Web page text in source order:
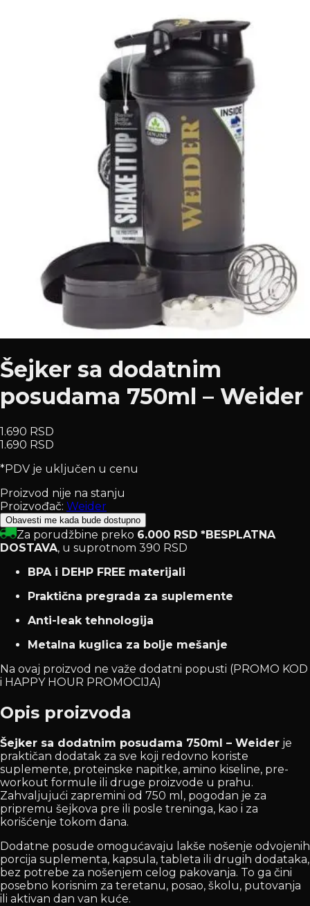
Šejker sa dodatnim
posudama 750ml – Weider
1.690 RSD
1.690 RSD
*PDV je uključen u cenu
Proizvod nije na stanju
Proizvođač: Weider
Obavesti me kada bude dostupno
Za porudžbine preko 6.000 RSD *BESPLATNA
DOSTAVA, u suprotnom 390 RSD
BPA i DEHP FREE materijali
Praktična pregrada za suplemente
Anti-leak tehnologija
Metalna kuglica za bolje mešanje
Na ovaj proizvod ne važe dodatni popusti (PROMO KOD
i HAPPY HOUR PROMOCIJA)
Opis proizvoda
Šejker sa dodatnim posudama 750ml – Weider je
praktičan dodatak za sve koji redovno koriste
suplemente, proteinske napitke, amino kiseline, pre-
workout formule ili druge proizvode u prahu.
Zahvaljujući zapremini od 750 ml, pogodan je za
pripremu šejkova pre ili posle treninga, kao i za
korišćenje tokom dana.
Dodatne posude omogućavaju lakše nošenje odvojenih
porcija suplementa, kapsula, tableta ili drugih dodataka,
bez potrebe za nošenjem celog pakovanja. To ga čini
posebno korisnim za teretanu, posao, školu, putovanja
ili aktivan dan van kuće.